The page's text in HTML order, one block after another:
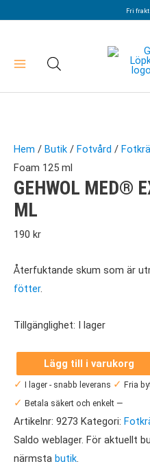
Fri
Hem / Butik / Fotvård /
Foam 125 ml
GEHWOL MED®
ML
190 kr
Återfuktande skum som är
fötter.
Tillgänglighet: I lager
Gehwol
med®
Lägg till i varukorg
✓
I lager - snabb leverans ✓ Fria
✓ Betala säkert och enkelt —
Artikelnr: 9273 Kategori:
Saldo weblager. För aktuellt
närmsta butik.